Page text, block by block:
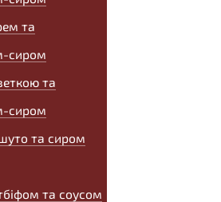
та
сиром
та
сиром
та сиром
та соусом